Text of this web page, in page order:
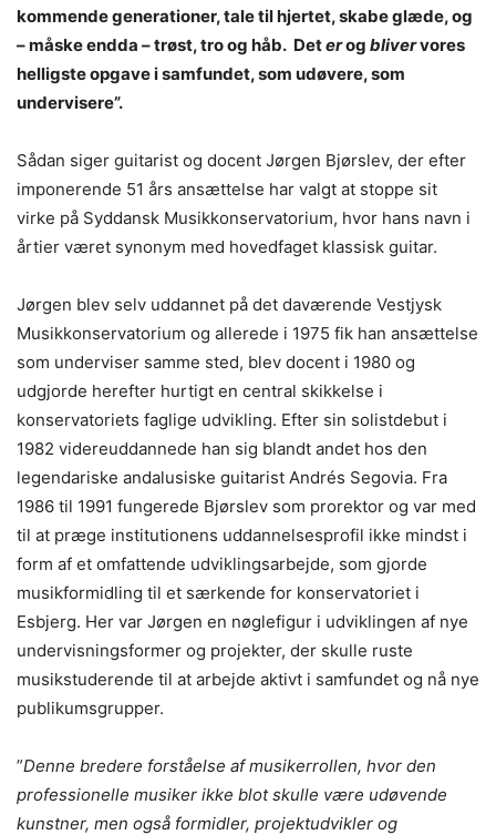
kommende generationer, tale til hjertet, skabe glæde, og
– måske endda – trøst, tro og håb. Deterog blivervores
helligste opgave i samfundet, som udøvere, som
undervisere”.
Sådan siger guitarist og docent Jørgen Bjørslev, der efter
imponerende 51 års ansættelse har valgt at stoppe sit
virke på Syddansk Musikkonservatorium, hvor hans navn i
årtier været synonym med hovedfaget klassisk guitar.
Jørgen blev selv uddannet på det daværende Vestjysk
Musikkonservatorium og allerede i 1975 fik han ansættelse
som underviser samme sted, blev docent i 1980 og
udgjorde herefter hurtigt en central skikkelse i
konservatoriets faglige udvikling. Efter sin solistdebut i
1982 videreuddannede han sig blandt andet hos den
legendariske andalusiske guitarist Andrés Segovia. Fra
1986 til 1991 fungerede Bjørslev som prorektor og var med
til at præge institutionens uddannelsesprofil ikke mindst i
form af et omfattende udviklingsarbejde, som gjorde
musikformidling til et særkende for konservatoriet i
Esbjerg. Her var Jørgen en nøglefigur i udviklingen af nye
undervisningsformer og projekter, der skulle ruste
musikstuderende til at arbejde aktivt i samfundet og nå nye
publikumsgrupper.
”Denne bredere forståelse af musikerrollen, hvor den
professionelle musiker ikke blot skulle være udøvende
kunstner, men også formidler, projektudvikler og